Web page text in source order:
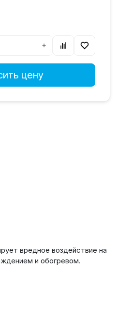
+
цену
вредное воздействие на
и обогревом.